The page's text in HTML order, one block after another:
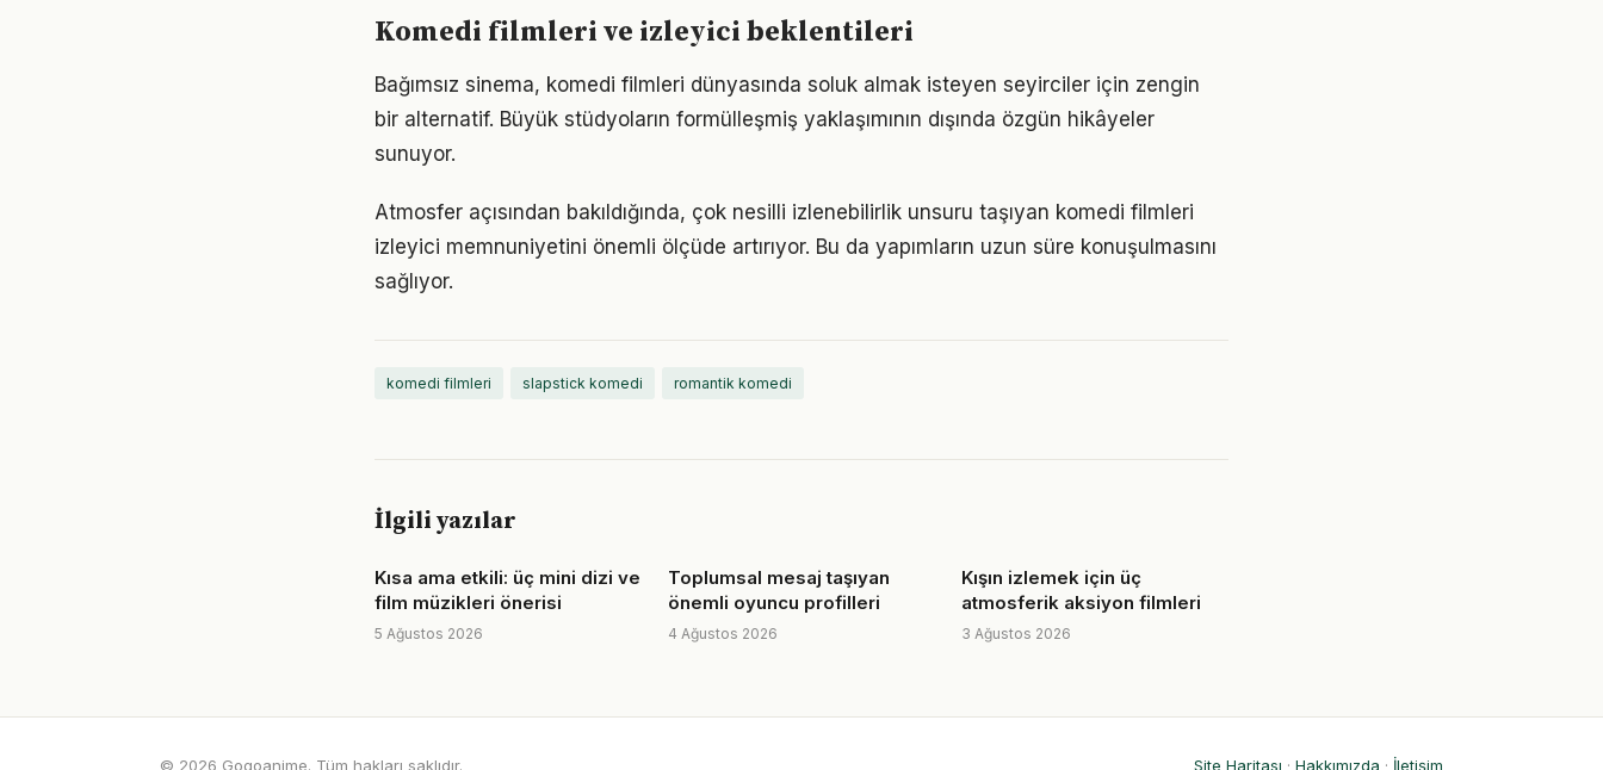
Komedi filmleri ve izleyici beklentileri
Bağımsız sinema, komedi filmleri dünyasında soluk almak isteyen seyirciler için zengin
bir alternatif. Büyük stüdyoların formülleşmiş yaklaşımının dışında özgün hikâyeler
sunuyor.
Atmosfer açısından bakıldığında, çok nesilli izlenebilirlik unsuru taşıyan komedi filmleri
izleyici memnuniyetini önemli ölçüde artırıyor. Bu da yapımların uzun süre konuşulmasını
sağlıyor.
komedi filmleri slapstick komedi romantik komedi
İlgili yazılar
Kısa ama etkili: üç mini dizi ve
film müzikleri önerisi
5 Ağustos 2026
Toplumsal mesaj taşıyan
önemli oyuncu profilleri
4 Ağustos 2026
Kışın izlemek için üç
atmosferik aksiyon filmleri
3 Ağustos 2026
© 2026 Gogoanime. Tüm hakları saklıdır. Site Haritası · Hakkımızda · İletişim